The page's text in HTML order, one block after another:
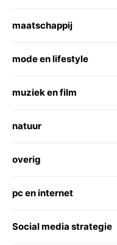
maatschappij
mode en lifestyle
muziek en film
natuur
overig
pc en internet
Social media strategie